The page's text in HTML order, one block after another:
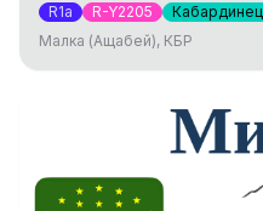
R1a R-Y2205 Кабардинец
Малка (Ащабей), КБР